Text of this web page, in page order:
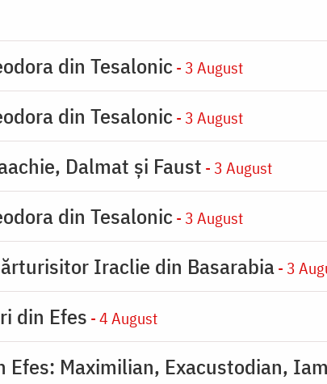
din Tesalonic - 3 August
din Tesalonic - 3 August
Dalmat şi Faust - 3 August
din Tesalonic - 3 August
Iraclie din Basarabia- 3
din Efes - 4 August
Maximilian, Exacustodian,